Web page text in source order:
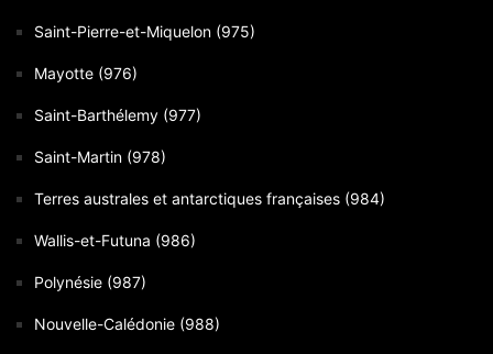
Saint-Pierre-et-Miquelon (975)
Mayotte (976)
Saint-Barthélemy (977)
Saint-Martin (978)
Terres australes et antarctiques françaises (984)
Wallis-et-Futuna (986)
Polynésie (987)
Nouvelle-Calédonie (988)